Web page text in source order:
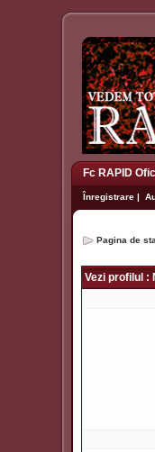
Fc RAPID
Înregistrare |
Pagina de
Vezi profilul :